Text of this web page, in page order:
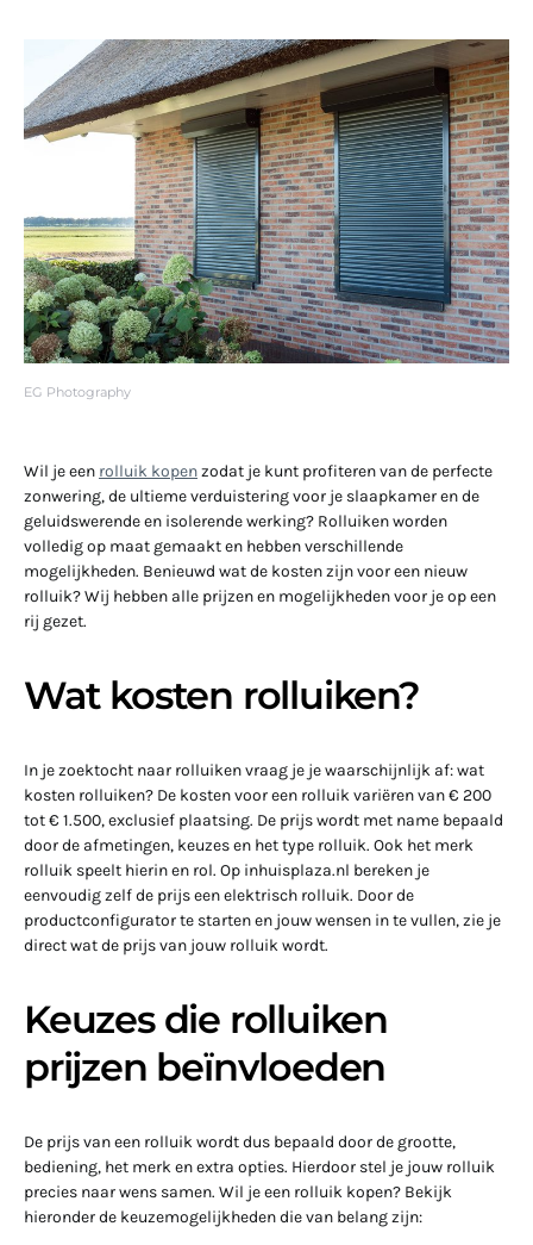
EG Photography
Wil je een rolluik kopenzodat je kunt profiteren van de perfecte
zonwering, de ultieme verduistering voor je slaapkamer en de
geluidswerende en isolerende werking? Rolluiken worden
volledig op maat gemaakt en hebben verschillende
mogelijkheden. Benieuwd wat de kosten zijn voor een nieuw
rolluik? Wij hebben alle prijzen en mogelijkheden voor je op een
rij gezet.
Wat kosten rolluiken?
In je zoektocht naar rolluiken vraag je je waarschijnlijk af: wat
kosten rolluiken? De kosten voor een rolluik variëren van € 200
tot € 1.500, exclusief plaatsing. De prijs wordt met name bepaald
door de afmetingen, keuzes en het type rolluik. Ook het merk
rolluik speelt hierin en rol. Op inhuisplaza.nl bereken je
eenvoudig zelf de prijs een elektrisch rolluik. Door de
productconfigurator te starten en jouw wensen in te vullen, zie je
direct wat de prijs van jouw rolluik wordt.
Keuzes die rolluiken
prijzen beïnvloeden
De prijs van een rolluik wordt dus bepaald door de grootte,
bediening, het merk en extra opties. Hierdoor stel je jouw rolluik
precies naar wens samen. Wil je een rolluik kopen? Bekijk
hieronder de keuzemogelijkheden die van belang zijn: